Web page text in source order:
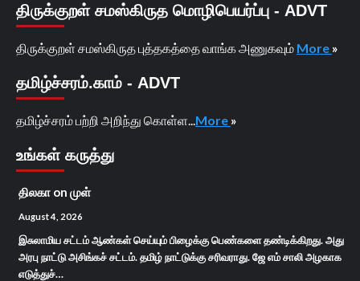
திருக்குறள் சமஸ்கிருத மொழிபெயர்ப்பு - ADVT
திருக்குறள் சமஸ்கிருத புத்தகத்தை வாங்க அணுகவும் More »
தமிழ்ச்சரம்.காம் - ADVT
தமிழ்ச்சரம் பற்றி அறிந்து கொள்ள... More »
உங்கள் கருத்து
திலகா on முள்
August 4, 2026
இசுலாமிய சட்டம் ஆண்கள் செய்யும் பிழைக்கு பெண்களை தண்டிக்கிறது. அது
அரபு நாட்டு அசிங்கச் சட்டம். தமிழ் நாட்டுக்கு சரிவராது. ஜே எம் சாலி அழகாக
எடுத்துச்…